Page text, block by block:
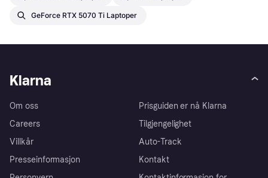
GeForce RTX 5070 Ti Laptoper
Klarna
Om oss
Careers
Villkår
Presseinformasjon
Prisguiden er nå Klarna
Tilgjengelighet
Auto-Track
Kontakt